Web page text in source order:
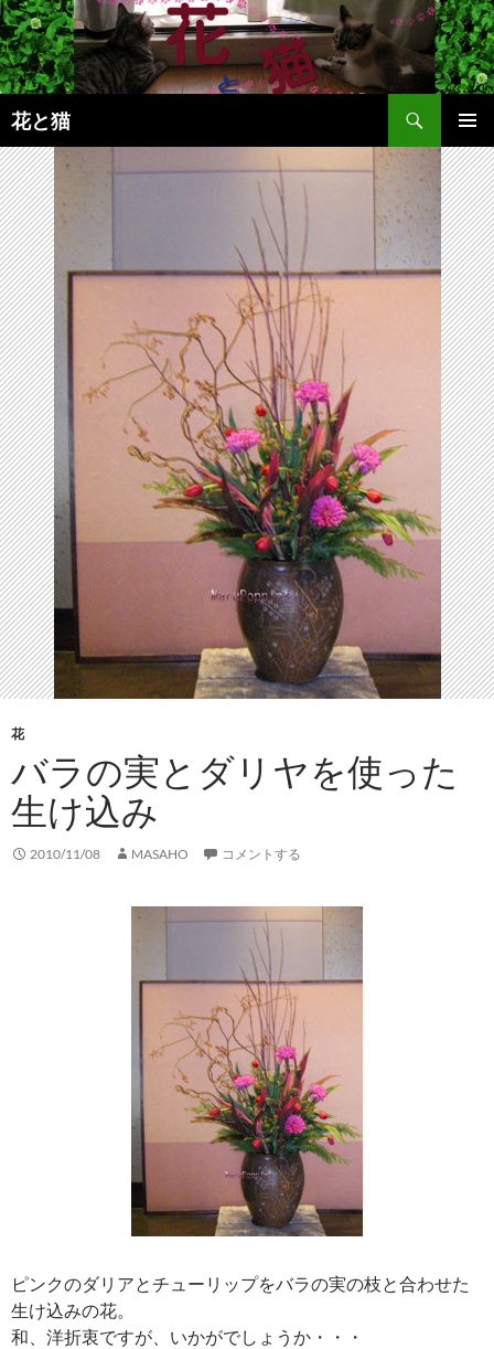
コ
ン
テ
ン
ツ
へ
ス
キ
ッ
プ
花と猫
検
索
メインメ
ニュー
花
バラの実とダリヤを使った
生け込み
2010/11/08 MASAHO コメントする
ピンクのダリアとチューリップをバラの実の枝と合わせた
生け込みの花。
和、洋折衷ですが、いかがでしょうか・・・